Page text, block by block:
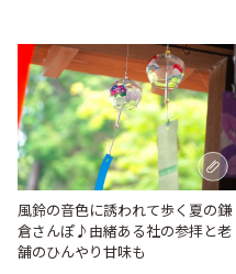
風鈴の音色に誘われて歩く夏の鎌
倉さんぽ♪由緒ある社の参拝と老
舗のひんやり甘味も